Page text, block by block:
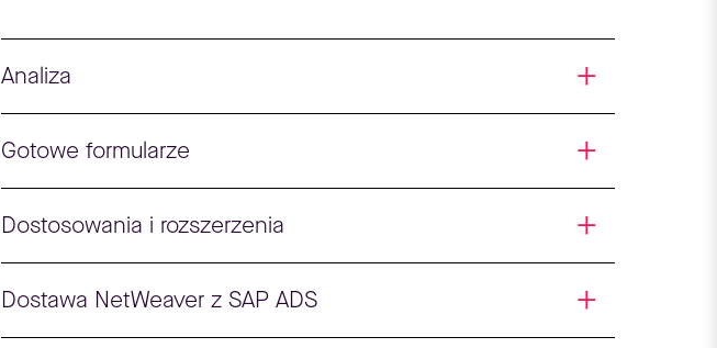
Analiza
Gotowe formularze
Dostosowania i rozszerzenia
Dostawa NetWeaver z SAP ADS